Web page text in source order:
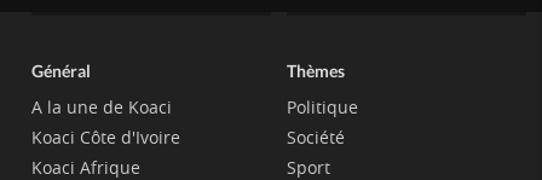
Général
A la une de Koaci
Koaci Côte d'Ivoire
Koaci Afrique
Thèmes
Politique
Société
Sport